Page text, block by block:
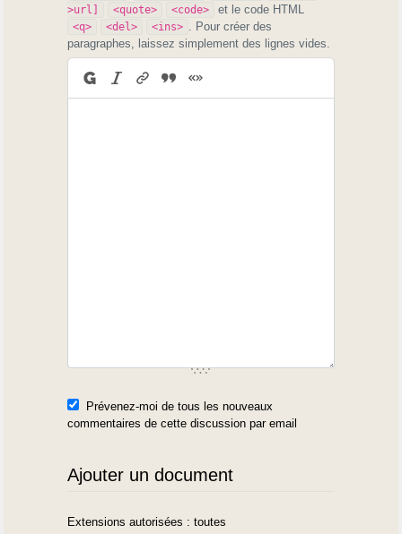
>url]
<quote> <code> et le code HTML
<q> <del> <ins>
. Pour créer des
paragraphes, laissez simplement des lignes vides.
Prévenez-moi de tous les nouveaux
commentaires de cette discussion par email
Ajouter un document
Extensions autorisées : toutes